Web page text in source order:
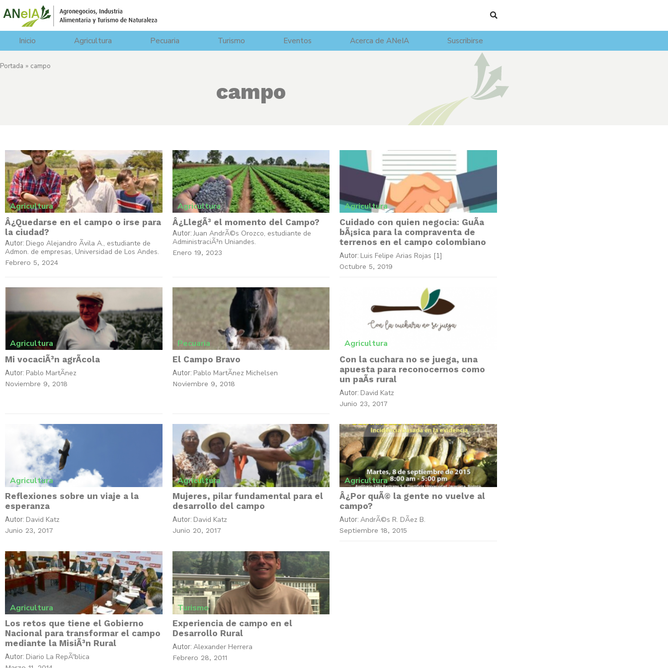
Inicio Agricultura Pecuaria Turismo Eventos Acerca de ANeIA Suscribirse
Portada » campo
campo
Agricultura
Â¿Quedarse en el campo o irse para
la ciudad?
Autor: Diego Alejandro Ãvila A., estudiante de
Admon. de empresas, Universidad de Los Andes.
Febrero 5, 2024
Agricultura
Â¿LlegÃ³ el momento del Campo?
Autor: Juan AndrÃ©s Orozco, estudiante de
AdministraciÃ³n Uniandes.
Enero 19, 2023
Agricultura
Cuidado con quien negocia: GuÃ­a
bÃ¡sica para la compraventa de
terrenos en el campo colombiano
Autor: Luis Felipe Arias Rojas [1]
Octubre 5, 2019
Agricultura
Mi vocaciÃ³n agrÃ­cola
Autor: Pablo MartÃ­nez
Noviembre 9, 2018
Pecuaria
El Campo Bravo
Autor: Pablo MartÃ­nez Michelsen
Noviembre 9, 2018
Agricultura
Con la cuchara no se juega, una
apuesta para reconocernos como
un paÃ­s rural
Autor: David Katz
Junio 23, 2017
Agricultura
Reflexiones sobre un viaje a la
esperanza
Autor: David Katz
Junio 23, 2017
Agricultura
Mujeres, pilar fundamental para el
desarrollo del campo
Autor: David Katz
Junio 20, 2017
Agricultura
Â¿Por quÃ© la gente no vuelve al
campo?
Autor: AndrÃ©s R. DÃ­ez B.
Septiembre 18, 2015
Agricultura
Los retos que tiene el Gobierno
Nacional para transformar el campo
mediante la MisiÃ³n Rural
Autor: Diario La RepÃºblica
Turismo
Experiencia de campo en el
Desarrollo Rural
Autor: Alexander Herrera
Febrero 28, 2011